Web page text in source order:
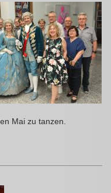
Mai zu tanzen.